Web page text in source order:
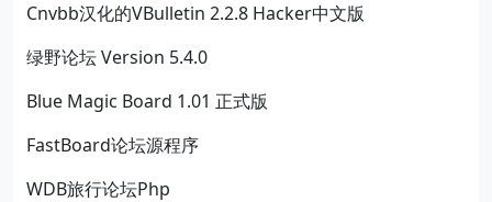
Cnvbb汉化的VBulletin 2.2.8 Hacker中文版
绿野论坛 Version 5.4.0
Blue Magic Board 1.01 正式版
FastBoard论坛源程序
WDB旅行论坛Php